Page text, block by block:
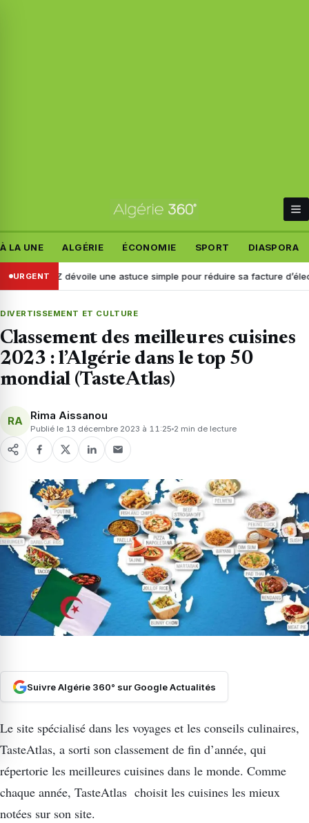
À LA UNE ALGÉRIE ÉCONOMIE SPORT DIASPORA
URGENTdévoile une astuce simple pour réduire sa facture d’électricité
DIVERTISSEMENT ET CULTURE
Classement des meilleures cuisines
2023 : l’Algérie dans le top 50
mondial (TasteAtlas)
RA Rima Aissanou
Publié le 13 décembre 2023 à 11:25 2 min de lecture
Suivre Algérie 360° sur Google Actualités
Le site spécialisé dans les voyages et les conseils culinaires,
TasteAtlas, a sorti son classement de fin d’année, qui
répertorie les meilleures cuisines dans le monde. Comme
chaque année, TasteAtlas choisit les cuisines les mieux
notées sur son site.